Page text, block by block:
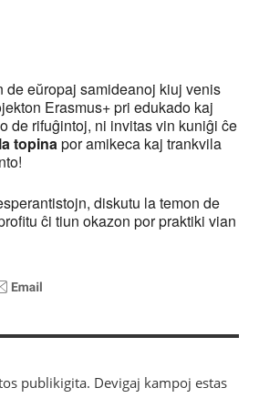
de eŭropaj samideanoj kiuj venis
Erasmus+ pri edukado kaj
de rifuĝintoj, ni invitas vin kuniĝi ĉe
la topinapor amikeca kaj trankvila
diskutu la temon de
ĉi tiun okazon por praktiki vian
publikigita. Devigaj kampoj estas